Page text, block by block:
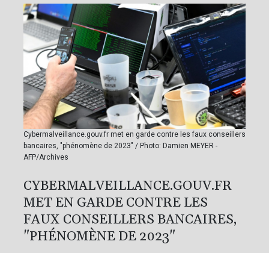
Cybermalveillance.gouv.fr met en garde contre les faux conseillers
bancaires, "phénomène de 2023" / Photo: Damien MEYER -
AFP/Archives
CYBERMALVEILLANCE.GOUV.FR
MET EN GARDE CONTRE LES
FAUX CONSEILLERS BANCAIRES,
"PHÉNOMÈNE DE 2023"